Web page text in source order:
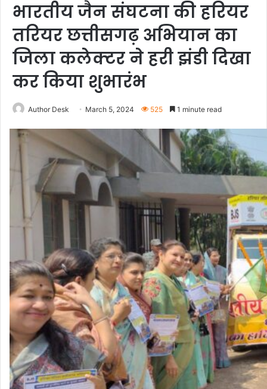
भारतीय जैन संघटना की हरियर
तरियर छत्तीसगढ़ अभियान का
जिला कलेक्टर ने हरी झंडी दिखा
कर किया शुभारंभ
Author Desk March 5, 2024 525 1 minute read